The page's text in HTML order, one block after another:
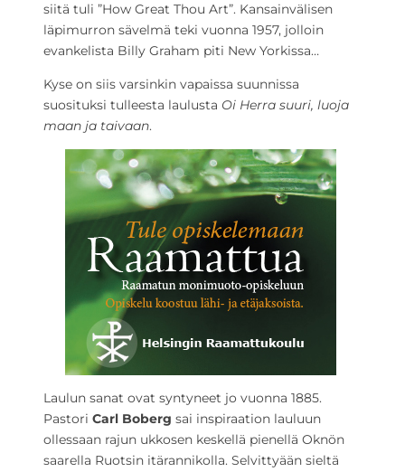
siitä tuli ”How Great Thou Art”. Kansainvälisen
läpimurron sävelmä teki vuonna 1957, jolloin
evankelista Billy Graham piti New Yorkissa…
Kyse on siis varsinkin vapaissa suunnissa
suosituksi tulleesta laulusta Oi Herra suuri, luoja
maan ja taivaan.
Laulun sanat ovat syntyneet jo vuonna 1885.
Pastori Carl Boberg sai inspiraation lauluun
ollessaan rajun ukkosen keskellä pienellä Oknön
saarella Ruotsin itärannikolla. Selvittyään sieltä